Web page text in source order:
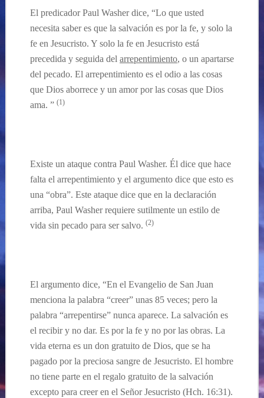
El predicadorPaul Washer dice, “Lo que usted
necesita saber es que la salvación es por la fe, y solo la
fe en Jesucristo. Y solo la fe en Jesucristo está
precedida y seguida del arrepentimiento, o un apartarse
del pecado. El arrepentimiento es el odio a las cosas
que Dios aborrece y un amor por las cosas que Dios
ama. ” (1)
Existe un ataque contraPaul Washer. Él dice que hace
falta el arrepentimiento y el argumento dice que esto es
una “obra”. Este ataque dice que en la declaración
arriba, Paul Washer requiere sutilmente un estilo de
vida sin pecado para ser salvo. (2)
El argumento dice, “En el Evangelio de San Juan
menciona la palabra “creer” unas 85 veces; pero la
palabra “arrepentirse” nunca aparece. La salvación es
el recibir y no dar. Es por la fe y no por las obras. La
vida eterna es un don gratuito de Dios, que se ha
pagado por la preciosa sangre de Jesucristo. El hombre
no tiene parte en el regalo gratuito de la salvación
excepto para creer en el Señor Jesucristo (Hch. 16:31).